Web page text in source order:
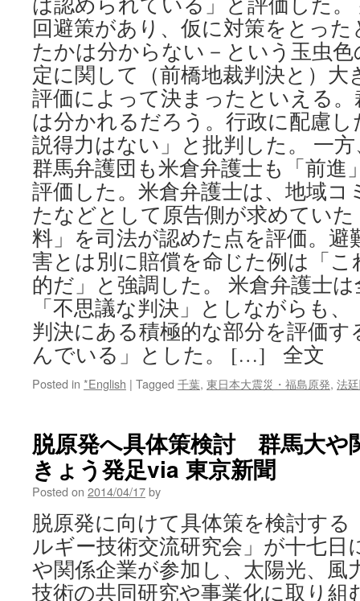
回避策があり、仮に対策をとっ
たかは分からない－という玉虫
定に関して（前橋地裁判決と）
評価によって決まったといえる
は分かれるだろう。行政に配慮
説得力はない」と批判した。 一
群馬弁護団も米倉弁護士も「前進
評価した。米倉弁護士は、地域
たなどとして原告側が求めてい
料」を司法が認めた点を評価。避
害とは別に賠償を命じた例は「
的だ」と強調した。 米倉弁護士
「不思議な判決」としながらも
判決にある積極的な部分を評価
んでいる」とした。 […] 全文
Posted in *English | Tagged 千葉, 東日本大震災・福島原発, 法
脱原発へ具体策検討 群馬大
きょう発足via 東京新聞
Posted on 2014/04/17by
脱原発に向けて具体策を検討する
ルギー技術交流研究会」が十七日
や関係企業が参加し、太陽光、風
技術の共同研究や事業化に取り